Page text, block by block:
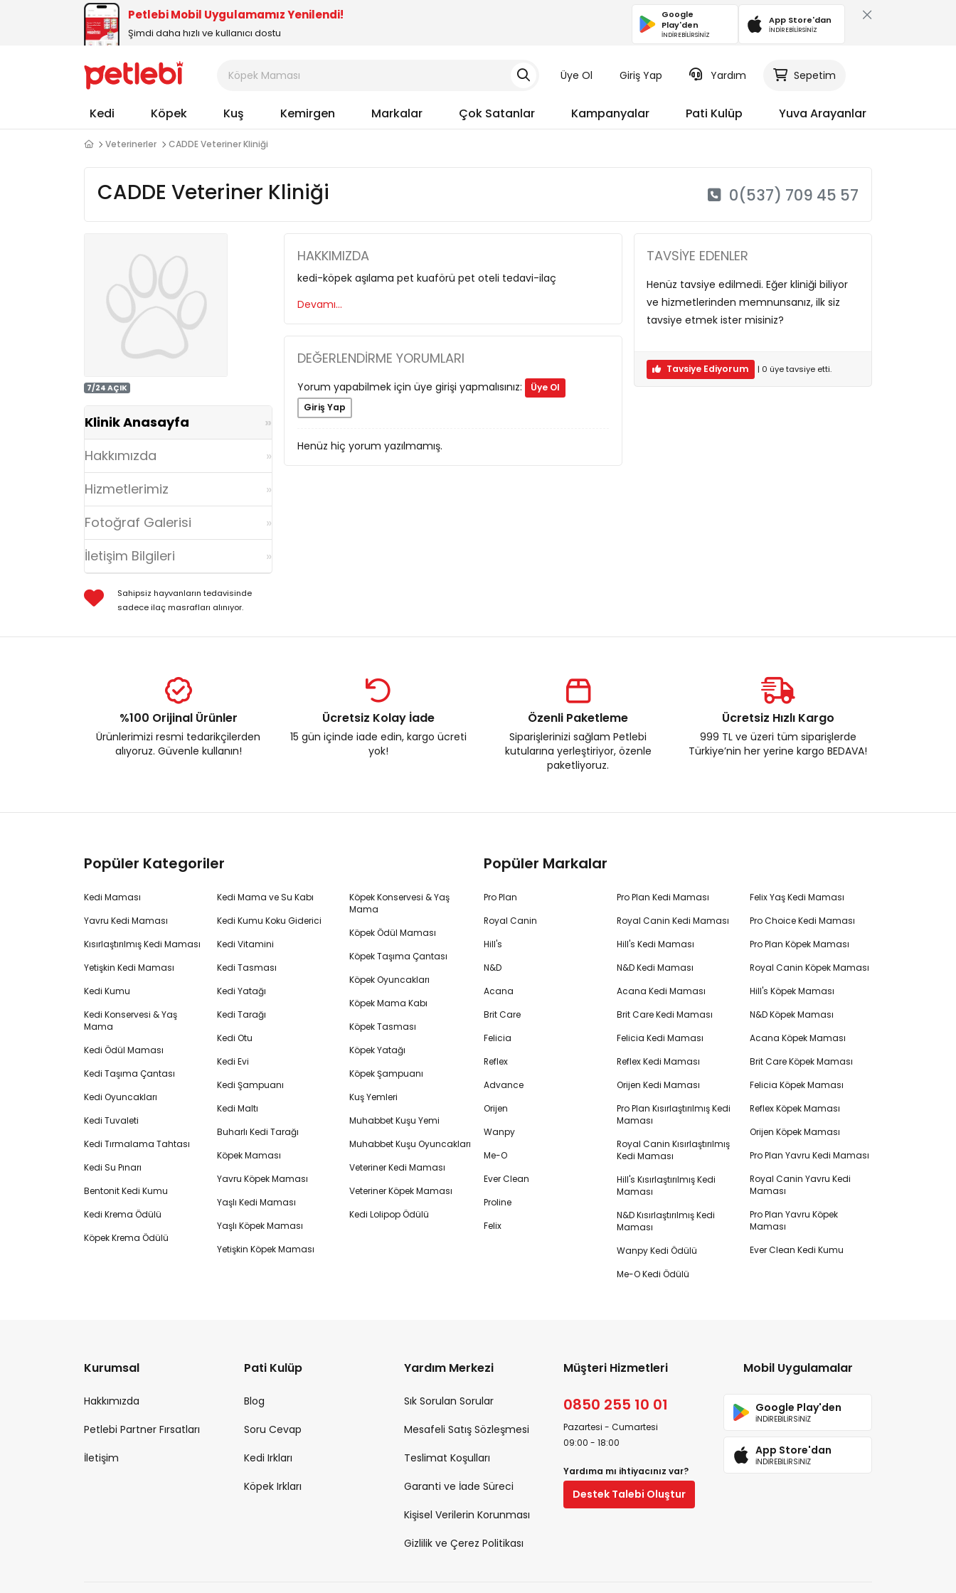
Petlebi Mobil Uygulamamız Yenilendi!
Şimdi daha hızlı ve kullanıcı dostu
Google
Play'den
İNDİREBİLİRSİNİZ
App Store'dan
İNDİREBİLİRSİNİZ
Üye Ol Giriş Yap Yardım Sepetim
Kedi Köpek Kuş Kemirgen Markalar Çok Satanlar Kampanyalar Pati Kulüp Yuva Arayanlar
Veterinerler CADDE Veteriner Kliniği
CADDE Veteriner Kliniği 0(537) 709 45 57
7/24 AÇIK
Klinik Anasayfa
Hakkımızda
Hizmetlerimiz
Fotoğraf Galerisi
İletişim Bilgileri
Sahipsiz hayvanların tedavisinde
sadece ilaç masrafları alınıyor.
HAKKIMIZDA
kedi-köpek aşılama pet kuaförü pet oteli tedavi-ilaç
Devamı...
DEĞERLENDIRME YORUMLARI
Yorum yapabilmek için üye girişi yapmalısınız:
Üye Ol
Giriş Yap
Henüz hiç yorum yazılmamış.
TAVSIYE EDENLER
Henüz tavsiye edilmedi. Eğer kliniği biliyor
ve hizmetlerinden memnunsanız, ilk siz
tavsiye etmek ister misiniz?
Tavsiye Ediyorum | 0 üyetavsiye etti.
%100 Orijinal Ürünler
Ürünlerimizi resmi tedarikçilerden
alıyoruz. Güvenle kullanın!
Ücretsiz Kolay İade
15 gün içinde iade edin, kargo ücreti
yok!
Özenli Paketleme
Siparişlerinizi sağlam Petlebi
kutularına yerleştiriyor, özenle
paketliyoruz.
Ücretsiz Hızlı Kargo
999 TL ve üzeri tüm siparişlerde
Türkiye’nin her yerine kargo BEDAVA!
Popüler Kategoriler
Kedi Maması
Yavru Kedi Maması
Kısırlaştırılmış Kedi Maması
Yetişkin Kedi Maması
Kedi Kumu
Kedi Konservesi & Yaş
Mama
Kedi Ödül Maması
Kedi Taşıma Çantası
Kedi Oyuncakları
Kedi Tuvaleti
Kedi Tırmalama Tahtası
Kedi Su Pınarı
Bentonit Kedi Kumu
Kedi Krema Ödülü
Köpek Krema Ödülü
Kedi Mama ve Su Kabı
Kedi Kumu Koku Giderici
Kedi Vitamini
Kedi Tasması
Kedi Yatağı
Kedi Tarağı
Kedi Otu
Kedi Evi
Kedi Şampuanı
Kedi Maltı
Buharlı Kedi Tarağı
Köpek Maması
Yavru Köpek Maması
Yaşlı Kedi Maması
Yaşlı Köpek Maması
Yetişkin Köpek Maması
Köpek Konservesi & Yaş
Mama
Köpek Ödül Maması
Köpek Taşıma Çantası
Köpek Oyuncakları
Köpek Mama Kabı
Köpek Tasması
Köpek Yatağı
Köpek Şampuanı
Kuş Yemleri
Muhabbet Kuşu Yemi
Muhabbet Kuşu Oyuncakları
Veteriner Kedi Maması
Veteriner Köpek Maması
Kedi Lolipop Ödülü
Popüler Markalar
Pro Plan
Royal Canin
Hill's
N&D
Acana
Brit Care
Felicia
Reflex
Advance
Orijen
Wanpy
Me-O
Ever Clean
Proline
Felix
Pro Plan Kedi Maması
Royal Canin Kedi Maması
Hill's Kedi Maması
N&D Kedi Maması
Acana Kedi Maması
Brit Care Kedi Maması
Felicia Kedi Maması
Reflex Kedi Maması
Orijen Kedi Maması
Pro Plan Kısırlaştırılmış Kedi
Maması
Royal Canin Kısırlaştırılmış
Kedi Maması
Hill's Kısırlaştırılmış Kedi
Maması
N&D Kısırlaştırılmış Kedi
Maması
Wanpy Kedi Ödülü
Me-O Kedi Ödülü
Felix Yaş Kedi Maması
Pro Choice Kedi Maması
Pro Plan Köpek Maması
Royal Canin Köpek Maması
Hill's Köpek Maması
N&D Köpek Maması
Acana Köpek Maması
Brit Care Köpek Maması
Felicia Köpek Maması
Reflex Köpek Maması
Orijen Köpek Maması
Pro Plan Yavru Kedi Maması
Royal Canin Yavru Kedi
Maması
Pro Plan Yavru Köpek
Maması
Ever Clean Kedi Kumu
Kurumsal
Hakkımızda
Petlebi Partner Fırsatları
İletişim
Pati Kulüp
Blog
Soru Cevap
Kedi Irkları
Köpek Irkları
Yardım Merkezi
Sık Sorulan Sorular
Mesafeli Satış Sözleşmesi
Teslimat Koşulları
Garanti ve İade Süreci
Kişisel Verilerin Korunması
Gizlilik ve Çerez Politikası
Müşteri Hizmetleri
0850 255 10 01
Pazartesi - Cumartesi
09:00 - 18:00
Yardıma mı ihtiyacınız var?
Destek Talebi Oluştur
Mobil Uygulamalar
Google Play'den
İNDİREBİLİRSİNİZ
App Store'dan
İNDİREBİLİRSİNİZ